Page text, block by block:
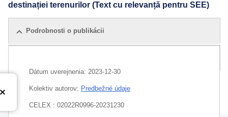
destinației terenurilor (Text cu relevanță pentru SEE)
Podrobnosti o publikácii
Dátum uverejnenia: 2023-12-30
Kolektiv autorov: Predbežné údaje
CELEX : 02022R0996-20231230